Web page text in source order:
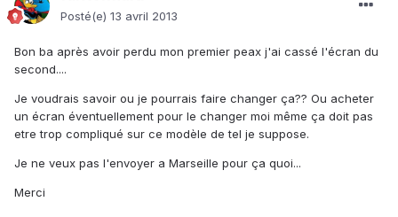
Posté(e) 13 avril 2013
Bon ba après avoir perdu mon premier peax j'ai cassé l'écran du
second....
Je voudrais savoir ou je pourrais faire changer ça?? Ou acheter
un écran éventuellement pour le changer moi même ça doit pas
etre trop compliqué sur ce modèle de tel je suppose.
Je ne veux pas l'envoyer a Marseille pour ça quoi...
Merci